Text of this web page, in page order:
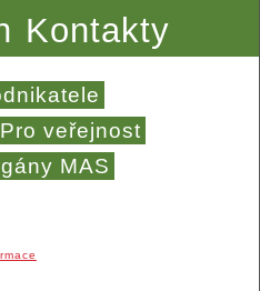
Kontakty
Pro veřejnost
MAS